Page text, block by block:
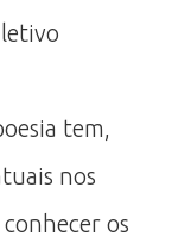
tem,
nos
os